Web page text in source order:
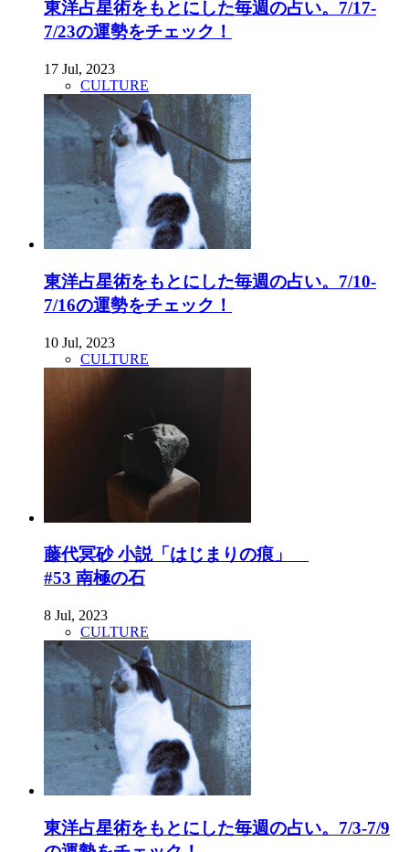
東洋占星術をもとにした毎週の占い。7/17-
7/23の運勢をチェック！
17 Jul, 2023
CULTURE
東洋占星術をもとにした毎週の占い。7/10-
7/16の運勢をチェック！
10 Jul, 2023
CULTURE
藤代冥砂 小説「はじまりの痕」
#53 南極の石
8 Jul, 2023
CULTURE
東洋占星術をもとにした毎週の占い。7/3-7/9